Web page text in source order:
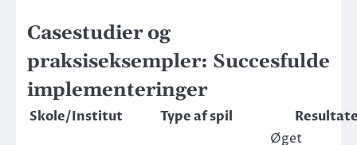
Casestudier og
praksiseksempler: Succesfulde
implementeringer
Skole/Institut Type af spil
Øget